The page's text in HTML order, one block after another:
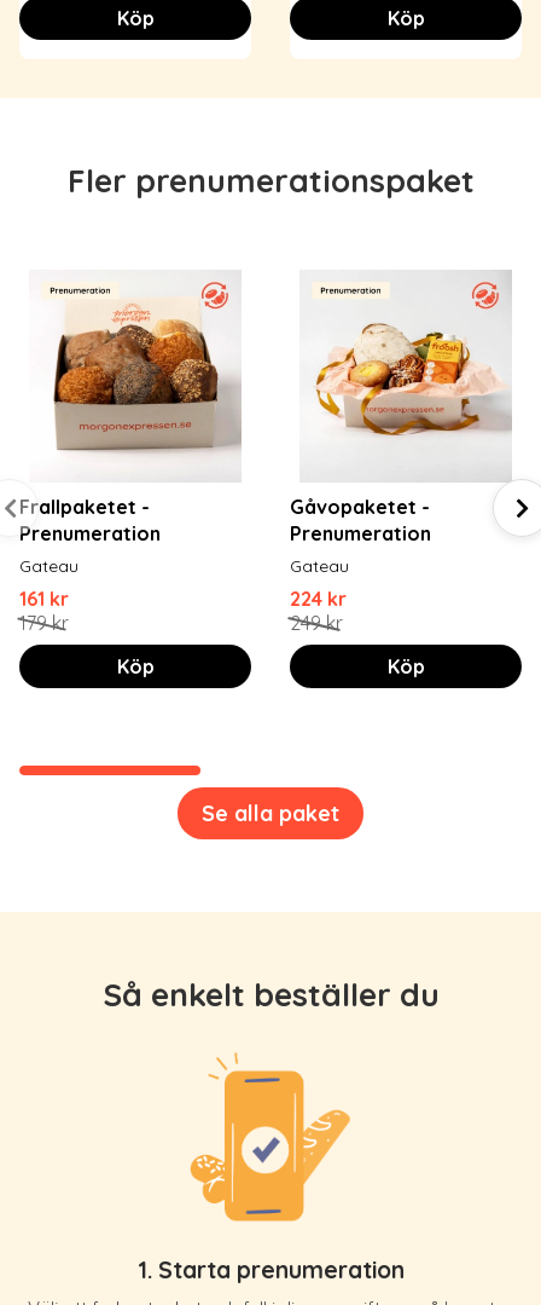
Köp
Köp
Fler prenumerationspaket
Frallpaketet -
Prenumeration
Gateau
161 kr
179 kr
Köp
Gåvopaketet -
Prenumeration
Gateau
224 kr
249 kr
Köp
Se alla paket
Så enkelt beställer du
1. Starta prenumeration